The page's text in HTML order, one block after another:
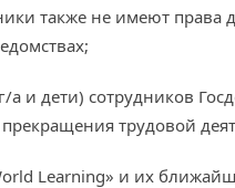
также не имеют права
а и дети) сотрудников
трудовой
Learning» и их